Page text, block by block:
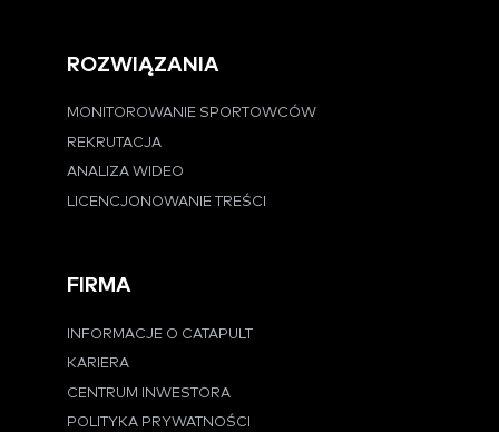
ROZWIĄZANIA
MONITOROWANIE SPORTOWCÓW
REKRUTACJA
ANALIZA WIDEO
LICENCJONOWANIE TREŚCI
FIRMA
INFORMACJE O CATAPULT
KARIERA
CENTRUM INWESTORA
POLITYKA PRYWATNOŚCI